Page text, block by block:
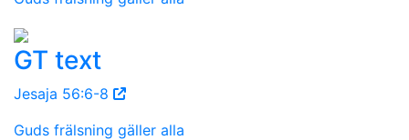
GT text
Jesaja 56:6-8
Guds frälsning gäller alla